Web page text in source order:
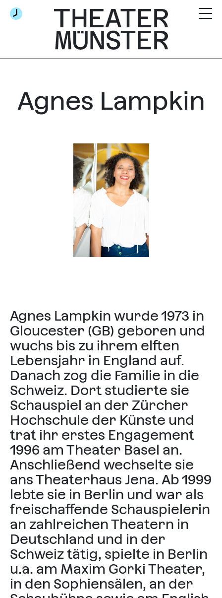
Agnes Lampkin
Agnes Lampkin wurde 1973 in
Gloucester (GB) geboren und
wuchs bis zu ihrem elften
Lebensjahr in England auf.
Danach zog die Familie in die
Schweiz. Dort studierte sie
Schauspiel an der Zürcher
Hochschule der Künste und
trat ihr erstes Engagement
1996 am Theater Basel an.
Anschließend wechselte sie
ans Theaterhaus Jena. Ab 1999
lebte sie in Berlin und war als
freischaffende Schauspielerin
an zahlreichen Theatern in
Deutschland und in der
Schweiz tätig, spielte in Berlin
u.a. am Maxim Gorki Theater,
in den Sophiensälen, an der